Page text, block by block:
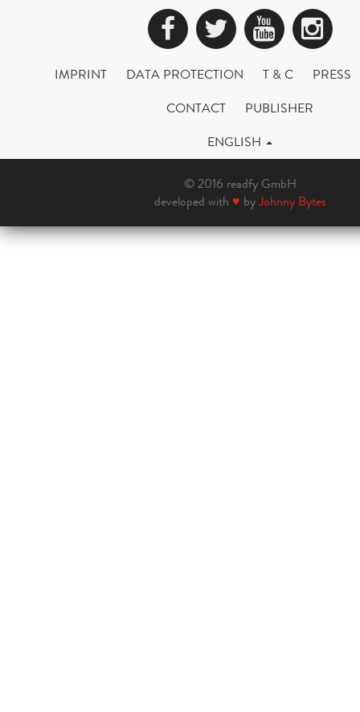
Facebook
Twitter
IMPRINT DATA PROTECTION T & C
PRESS
CONTACT
PUBLISHER
ENGLISH
© 2016 readfy GmbH
developed with ♥ byJohnny Bytes